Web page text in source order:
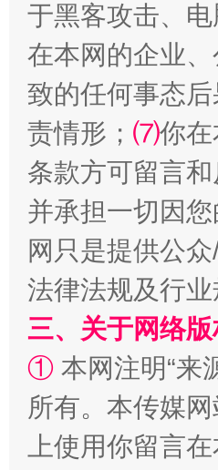
揭批美国五大"原罪"
于黑客攻击、
在本网的企业
致的任何事态后
责情形； ⑺你
条款方可留言
并承担一切因
网只是提供公
法律法规及行
三、关于网络版
① 本网注明“来
所有。本传媒
上使用你留言